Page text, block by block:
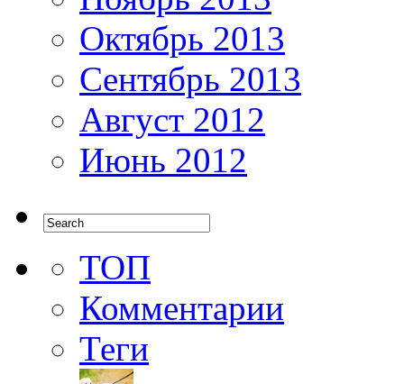
Октябрь 2013
Сентябрь 2013
Август 2012
Июнь 2012
ТОП
Комментарии
Теги